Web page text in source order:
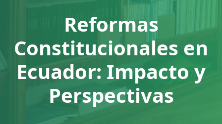
Reformas
Constitucionales en
Ecuador: Impacto y
Perspectivas